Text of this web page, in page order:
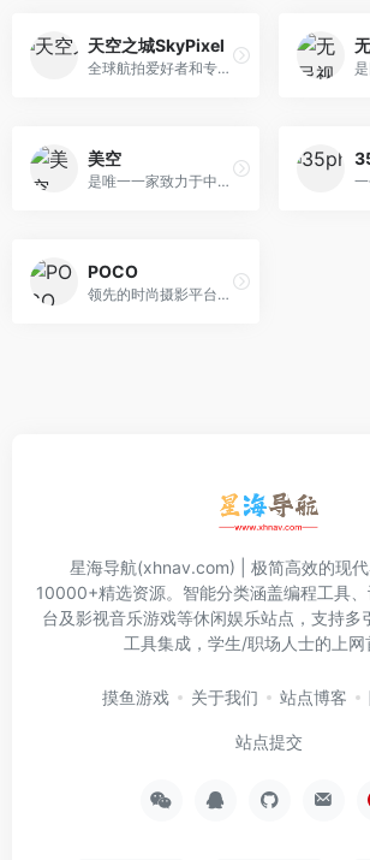
天空之城SkyPixel
全球航拍爱好者和专业摄影师...
美空
是唯一一家致力于中国文化艺...
POCO
领先的时尚摄影平台，摄影视...
星海导航(xhnav.com) | 极简高效的现
10000+精选资源。智能分类涵盖编程工具
台及影视音乐游戏等休闲娱乐站点，支持多
工具集成，学生/职场人士的上网
摸鱼游戏 关于我们 站点博客
站点提交